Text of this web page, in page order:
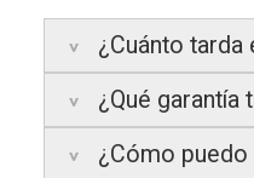
V220 W447
V250 W447
¿Cuánto tarda
Península:
estimado de24 a
realizas tu pedido
¿Qué garantía
La garantía varía
¿Cómo